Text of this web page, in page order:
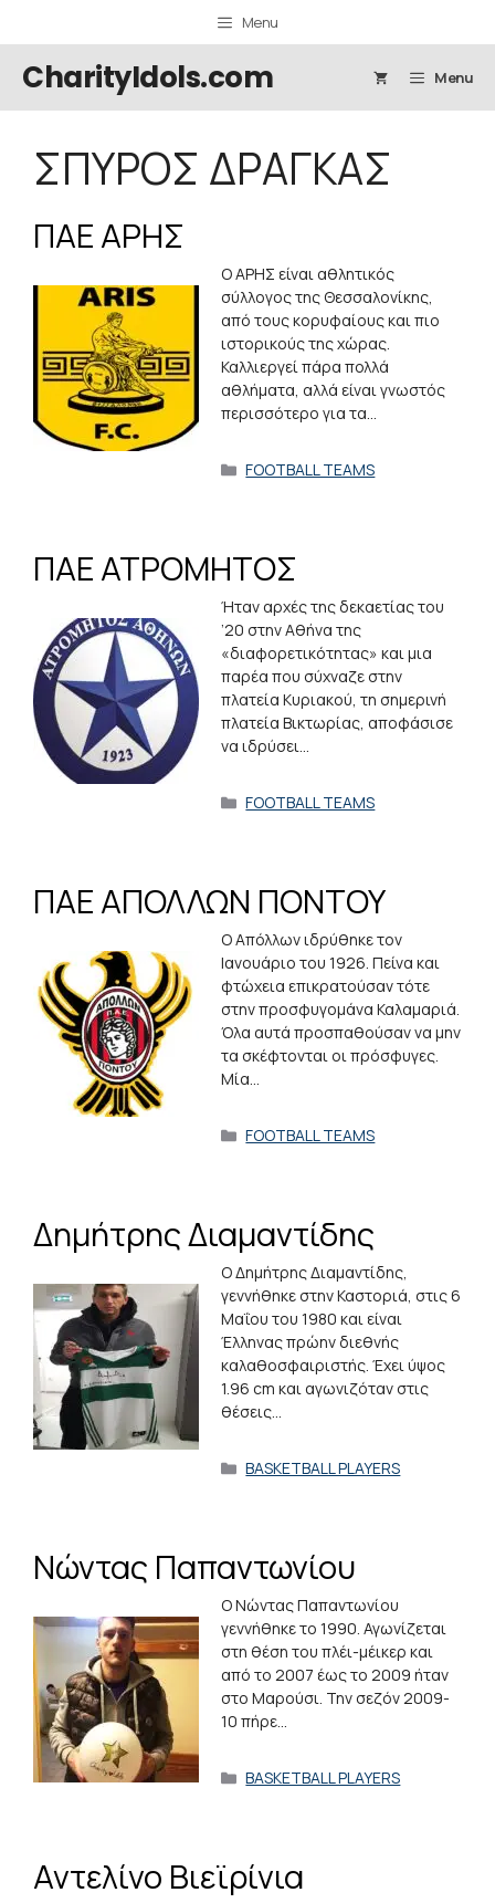
Menu
CharityIdols.com Menu
ΣΠΥΡΟΣ ΔΡΑΓΚΑΣ
ΠΑΕ ΑΡΗΣ
Ο ΑΡΗΣ είναι αθλητικός
σύλλογος της Θεσσαλονίκης,
από τους κορυφαίους και πιο
ιστορικούς της χώρας.
Καλλιεργεί πάρα πολλά
αθλήματα, αλλά είναι γνωστός
περισσότερο για τα…
Κατηγορίες
FOOTBALL TEAMS
ΠΑΕ ΑΤΡΟΜΗΤΟΣ
Ήταν αρχές της δεκαετίας του
’20 στην Αθήνα της
«διαφορετικότητας» και μια
παρέα που σύχναζε στην
πλατεία Κυριακού, τη σημερινή
πλατεία Βικτωρίας, αποφάσισε
να ιδρύσει…
Κατηγορίες
FOOTBALL TEAMS
ΠΑΕ ΑΠΟΛΛΩΝ ΠΟΝΤΟΥ
Ο Απόλλων ιδρύθηκε τον
Ιανουάριο του 1926. Πείνα και
φτώχεια επικρατούσαν τότε
στην προσφυγομάνα Καλαμαριά.
Όλα αυτά προσπαθούσαν να μην
τα σκέφτονται οι πρόσφυγες.
Μία…
Κατηγορίες
FOOTBALL TEAMS
Δημήτρης Διαμαντίδης
Ο Δημήτρης Διαμαντίδης,
γεννήθηκε στην Καστοριά, στις 6
Μαΐου του 1980 και είναι
Έλληνας πρώην διεθνής
καλαθοσφαιριστής. Έχει ύψος
1.96 cm και αγωνιζόταν στις
θέσεις…
Κατηγορίες
BASKETBALL PLAYERS
Νώντας Παπαντωνίου
Ο Νώντας Παπαντωνίου
γεννήθηκε το 1990. Αγωνίζεται
στη θέση του πλέι-μέικερ και
από το 2007 έως το 2009 ήταν
στο Μαρούσι. Την σεζόν 2009-
10 πήρε…
Κατηγορίες
BASKETBALL PLAYERS
Αντελίνο Βιεϊρίνια